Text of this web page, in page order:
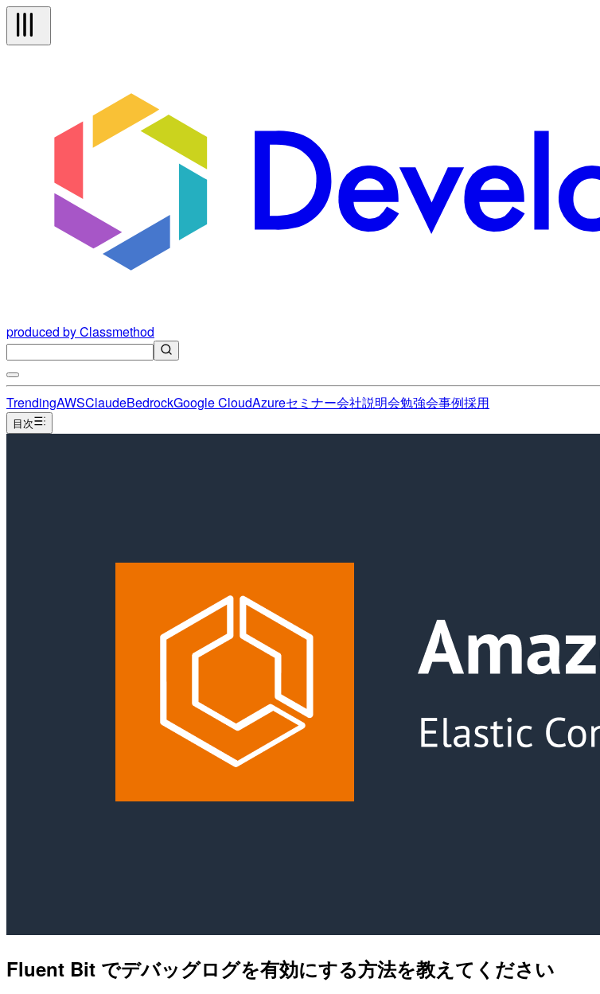
produced by Classmethod
TrendingAWSClaudeBedrockGoogle CloudAzureセミナー会社説明会勉強会事例採用
目次
Fluent Bit でデバッグログを有効にする方法を教えてください